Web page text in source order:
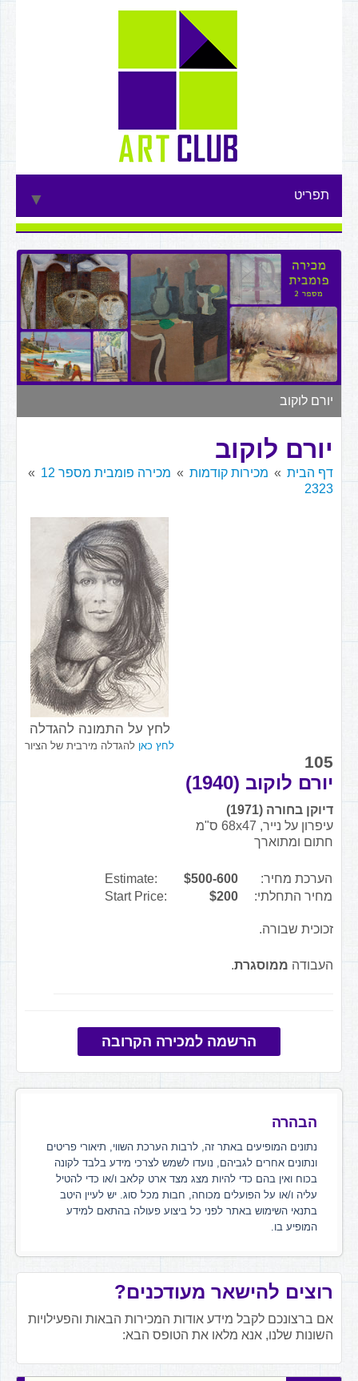
תפריט ▼
▼
▼
▼
▼
יורם לוקוב
יורם לוקוב
דף הבית מכירות קודמות
מכירה פומבית מספר 12
2323
לחץ על התמונה להגדלה
לחץ כאן להגדלה מירבית של הציור
105
יורם לוקוב (1940)
דיוקן בחורה (1971)
עיפרון על נייר, 68x47 ס"מ
חתום ומתוארך
הערכת מחיר: $500-600
Estimate:
מחיר התחלתי:
$200
Start Price:
זכוכית שבורה.
העבודה ממוסגרת.
הרשמה למכירה הקרובה
הבהרה
נתונים המופיעים באתר זה, לרבות הערכת השווי, תיאורי פריטים
ונתונים אחרים לגביהם, נועדו לשמש לצרכי מידע בלבד לקונה
בכוח ואין בהם כדי להיות מצג מצד ארט קלאב ו/או כדי להטיל
עליה ו/או על הפועלים מכוחה, חבות מכל סוג. יש לעיין היטב
בתנאי השימוש באתר לפני כל ביצוע פעולה בהתאם למידע
המופיע בו.
רוצים להישאר מעודכנים?
אם ברצונכם לקבל מידע אודות המכירות הבאות והפעילויות
השונות שלנו, אנא מלאו את הטופס הבא: